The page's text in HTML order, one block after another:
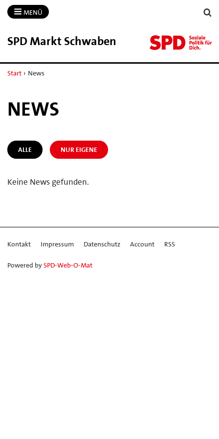
MENÜ
SPD Markt Schwaben
Start › News
NEWS
ALLE NUR EIGENE
Keine News gefunden.
Kontakt Impressum Datenschutz Account RSS
Powered bySPD-Web-O-Mat